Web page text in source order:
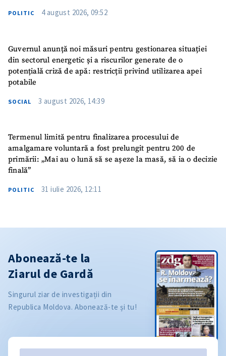
POLITIC 4 august 2026, 09:52
Guvernul anunță noi măsuri pentru gestionarea situației
din sectorul energetic și a riscurilor generate de o
potențială criză de apă: restricții privind utilizarea apei
potabile
SOCIAL 3 august 2026, 14:39
Termenul limită pentru finalizarea procesului de
amalgamare voluntară a fost prelungit pentru 200 de
primării: „Mai au o lună să se așeze la masă, să ia o decizie
finală”
POLITIC 31 iulie 2026, 12:11
Abonează-te la
Ziarul de Gardă
Singurul ziar de investigații din
Republica Moldova. Abonează-te și tu!